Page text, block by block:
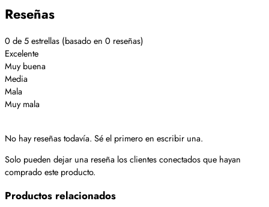
Reseñas
0 de 5 estrellas (basado en 0 reseñas)
Excelente
Muy buena
Media
Mala
Muy mala
No hay reseñas todavía. Sé el primero en escribir una.
Solo pueden dejar una reseña los clientes conectados que hayan
comprado este producto.
Productos relacionados